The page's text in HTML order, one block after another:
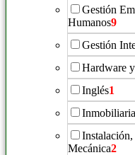
Gestión
Humanos9
Gestión
Hardware
Inglés1
Inmobiliaria
Mecánica2